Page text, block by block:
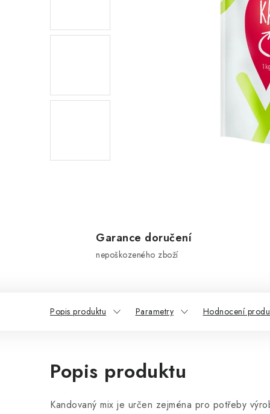
Garance doručení
nepoškozeného zboží
Popis produktu Parametry Hodnocení
Popis produktu
Kandovaný mix je určen zejména pro potřeby